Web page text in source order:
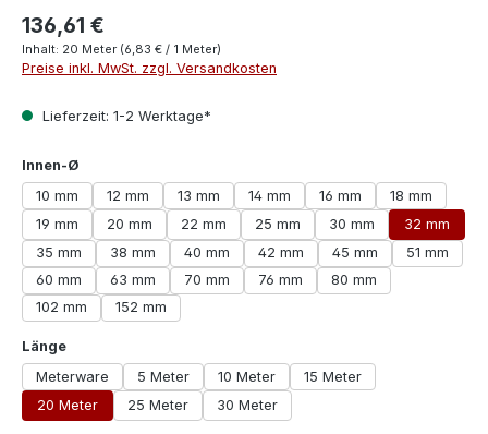
136,61 €
Inhalt: 20 Meter (6,83 € / 1 Meter)
Preise inkl. MwSt. zzgl. Versandkosten
Lieferzeit: 1-2 Werktage*
Innen-Ø
10 mm
12 mm 13 mm 14 mm 16 mm
18 mm
19 mm
20 mm 22 mm 25 mm 30 mm
32 mm
35 mm
38 mm 40 mm 42 mm 45 mm
51 mm
60 mm
63 mm 70 mm 76 mm
80 mm
102 mm
152 mm
Längeauswählen
Meterware
5 Meter 10 Meter
15 Meter
20 Meter
25 Meter 30 Meter